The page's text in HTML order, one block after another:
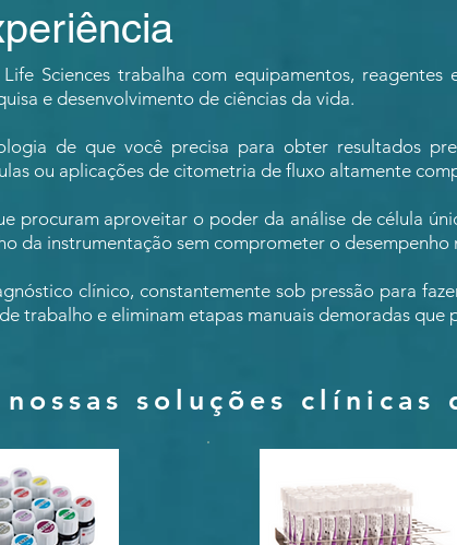
Sciences trabalha com equipamentos,
e desenvolvimento de ciências da vida.
de que você precisa para obter resultados
ou aplicações de citometria de fluxo altamente
procuram aproveitar o poder da análise de célula
da instrumentação sem comprometer o desempenho
clínico, constantemente sob pressão para
trabalho e eliminam etapas manuais demoradas que
soluções